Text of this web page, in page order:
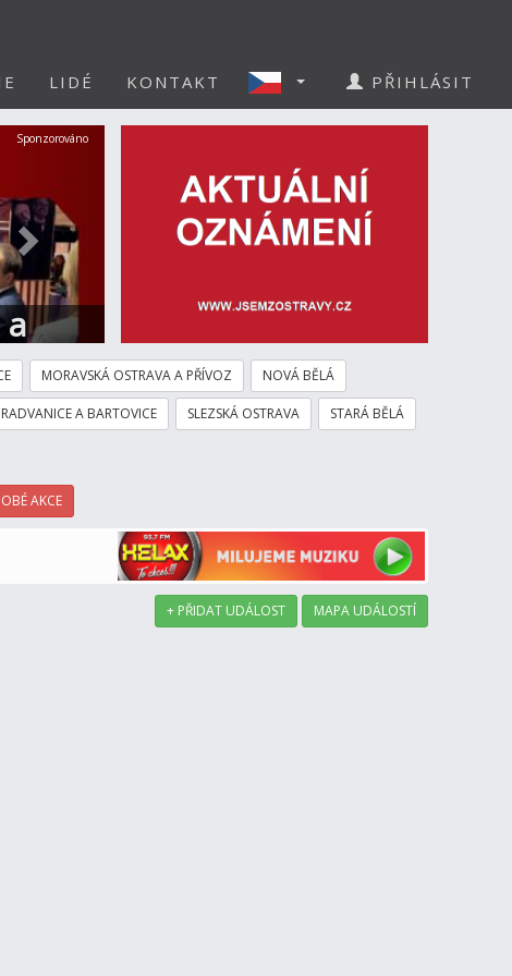
LIDÉ KONTAKT PŘIHLÁSIT
Další
Sponzorováno
MORAVSKÁ OSTRAVA A PŘÍVOZ NOVÁ BĚLÁ
RADVANICE A BARTOVICE SLEZSKÁ OSTRAVA STARÁ BĚLÁ
AKCE
+ PŘIDAT UDÁLOST MAPA UDÁLOSTÍ